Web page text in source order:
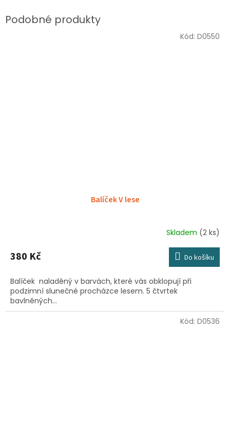
Balíček V lese
Skladem (2 ks)
380 Kč Do košíku
Balíček naladěný v barvách, které vás obklopují při
podzimní slunečné procházce lesem. 5 čtvrtek
bavlněných...
Kód: D0550
Kód: D0536